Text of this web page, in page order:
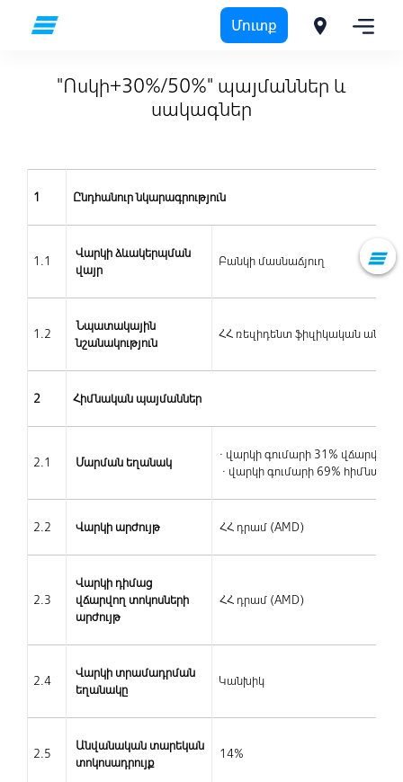
Մուտք
"Ոսկի+30%/50%" պայմաններ և
սակագներ
1 Ընդհանուր նկարագրություն
1.1
Վարկի ձևակերպման
վայր
Բանկի մասնաճյուղ
1.2
Նպատակային
նշանակություն
ՀՀ ռեզիդենտ ֆիզիկական
2 Հիմնական պայմաններ
2.1 Մարման եղանակ
· վարկի գումարի 31%
· վարկի գումարի 69%
2.2 Վարկի արժույթ ՀՀ դրամ (AMD)
2.3
Վարկի դիմաց
վճարվող տոկոսների
արժույթ
ՀՀ դրամ (AMD)
2.4
Վարկի տրամադրման
եղանակը
Կանխիկ
2.5
Անվանական տարեկան
տոկոսադրույք
14%